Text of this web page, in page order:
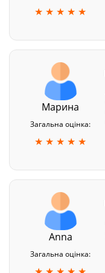
★ ★ ★ ★ ★
Марина
Загальна оцінка:
★ ★ ★ ★ ★
Anna
Загальна оцінка: